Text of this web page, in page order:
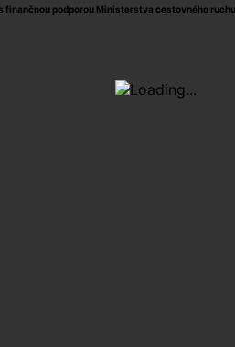
s finančnou podporou Ministerstva cestovného